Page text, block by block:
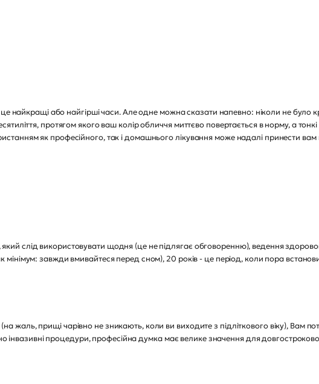
найкращі або найгірші часи. Але одне можна сказати напевно: ніколи не було
протягом якого ваш колір обличчя миттєво повертається в норму, а тонкі
як професійного, так і домашнього лікування може надалі принести вам
слід використовувати щодня (це не підлягає обговоренню), ведення
завжди вмивайтеся перед сном), 20 років - це період, коли пора
прищі чарівно не зникають, коли ви виходите з підліткового віку), Вам
інвазивні процедури, професійна думка має велике значення для